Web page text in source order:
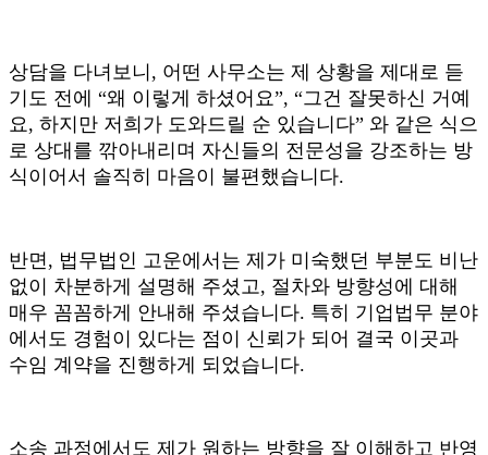
상담을 다녀보니 , 어떤 사무소는 제 상황을 제대로 듣
기도 전에 “왜 이렇게 하셨어요”, “그건 잘못하신 거예
요 , 하지만 저희가 도와드릴 순 있습니다” 와 같은 식으
로 상대를 깎아내리며 자신들의 전문성을 강조하는 방
식이어서 솔직히 마음이 불편했습니다.
반면 , 법무법인 고운에서는 제가 미숙했던 부분도 비난
없이 차분하게 설명해 주셨고 , 절차와 방향성에 대해
매우 꼼꼼하게 안내해 주셨습니다. 특히 기업법무 분야
에서도 경험이 있다는 점이 신뢰가 되어 결국 이곳과
수임 계약을 진행하게 되었습니다.
소송 과정에서도 제가 원하는 방향을 잘 이해하고 반영